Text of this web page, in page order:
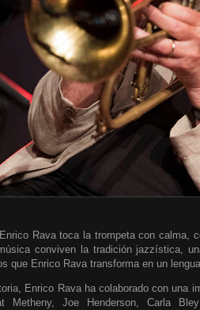
Rava toca la trompeta con calma,
conviven la tradición jazzística,
que Enrico Rava transforma en un
Enrico Rava ha colaborado con una
Metheny, Joe Henderson, Carla